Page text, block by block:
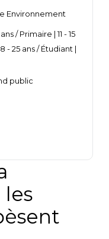
Environnement
ans / Primaire | 11 - 15
- 25 ans / Étudiant |
public